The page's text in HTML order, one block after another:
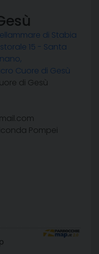
di Stabia
15 - Santa
Cuore di Gesù
di Gesù
Pompei